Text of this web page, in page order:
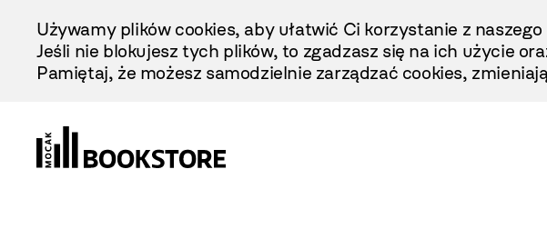
Treści
Używamy plików cookies, aby ułatwić Ci korzystanie z
Jeśli nie blokujesz tych plików, to zgadzasz się na ich użycie
Pamiętaj, że możesz samodzielnie zarządzać cookies,